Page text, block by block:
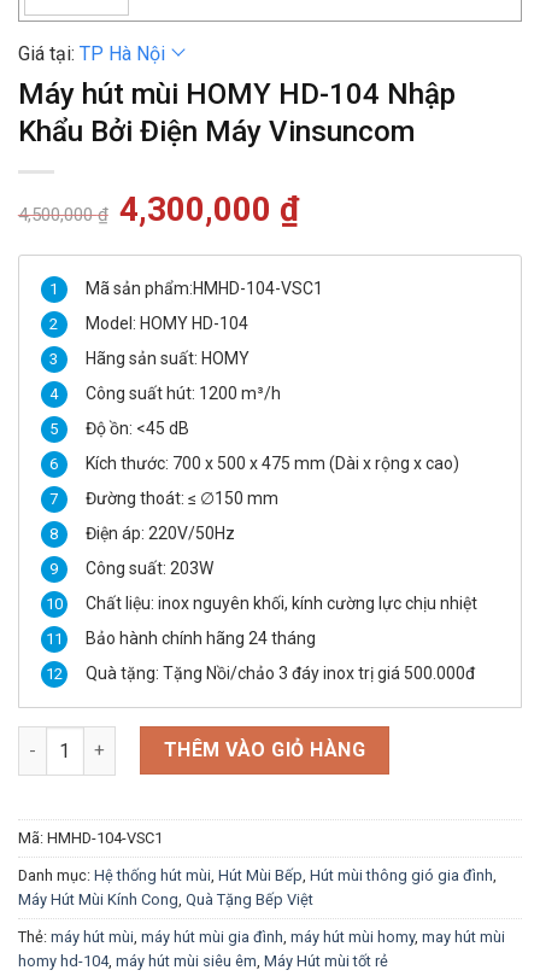
Giá tại: TP Hà Nội
Máy hút mùi HOMY HD-104 Nhập
Khẩu Bởi Điện Máy Vinsuncom
4,500,000₫
Giá
gốc
4,300,000 ₫Giá
4,300,000 ₫.
Mã sản phẩm:HMHD-104-VSC1
Model: HOMY HD-104
Hãng sản suất: HOMY
Công suất hút: 1200 m³/h
Độ ồn: <45 dB
Kích thước: 700 x 500 x 475 mm (Dài x rộng x cao)
Đường thoát: ≤ ∅150 mm
Điện áp: 220V/50Hz
Công suất: 203W
Chất liệu: inox nguyên khối, kính cường lực chịu nhiệt
Bảo hành chính hãng 24 tháng
Quà tặng: Tặng Nồi/chảo 3 đáy inox trị giá 500.000đ
Máy hút mùi HOMY HD-104 Nhập Khẩu Bởi Điện Máy
THÊM VÀO GIỎ HÀNG
Mã: HMHD-104-VSC1
Danh mục: Hệ thống hút mùi, Hút Mùi Bếp, Hút mùi thông gió gia đình,
Máy Hút Mùi Kính Cong, Quà Tặng Bếp Việt
Thẻ: máy hút mùi, máy hút mùi gia đình, máy hút mùi homy, may hút mùi
homy hd-104, máy hút mùi siêu êm, Máy Hút mùi tốt rẻ